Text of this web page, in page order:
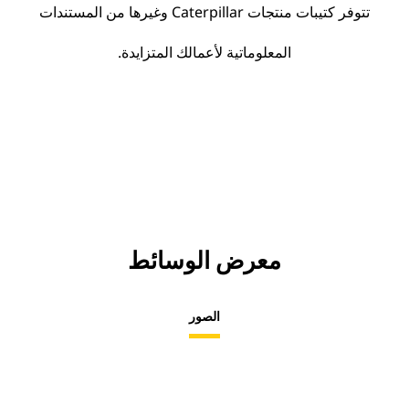
تتوفر كتيبات منتجات Caterpillar وغيرها من المستندات
المعلوماتية لأعمالك المتزايدة.
معرض الوسائط
الصور